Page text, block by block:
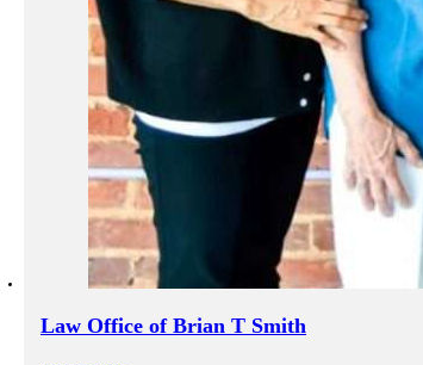
Law Office of Brian T Smith